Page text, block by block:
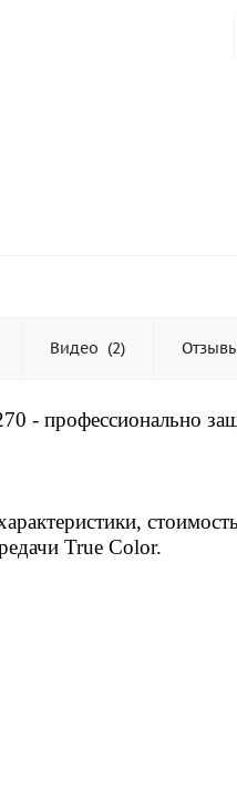
Видео (2)
- профессионально
True Color.